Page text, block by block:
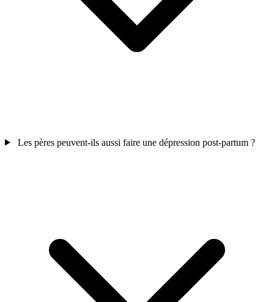
Les pères peuvent-ils aussi faire une dépression post-partum ?